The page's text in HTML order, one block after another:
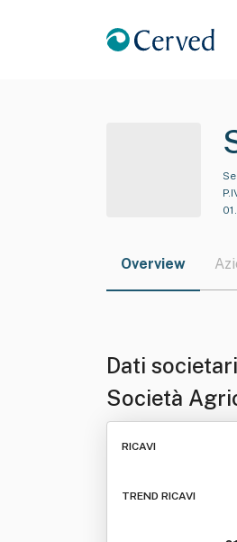
Overview
Dati
Società
Tenuta
RICAVI
TREND RICAVI